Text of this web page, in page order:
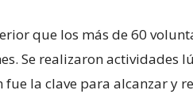
que los más de 60
Se realizaron actividades
la clave para alcanzar y